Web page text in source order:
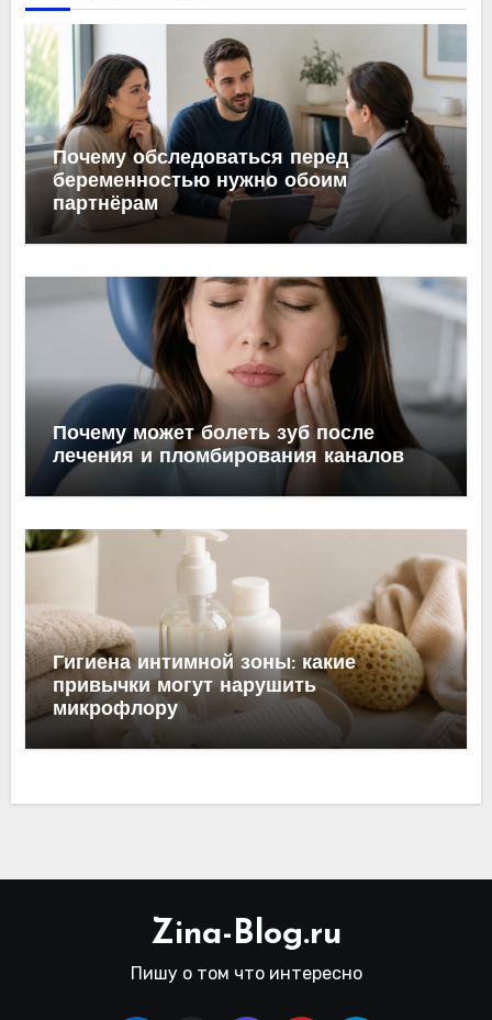
Почему обследоваться перед
беременностью нужно обоим
партнёрам
Почему может болеть зуб после
лечения и пломбирования каналов
Гигиена интимной зоны: какие
привычки могут нарушить
микрофлору
Zina-Blog.ru
Пишу о том что интересно